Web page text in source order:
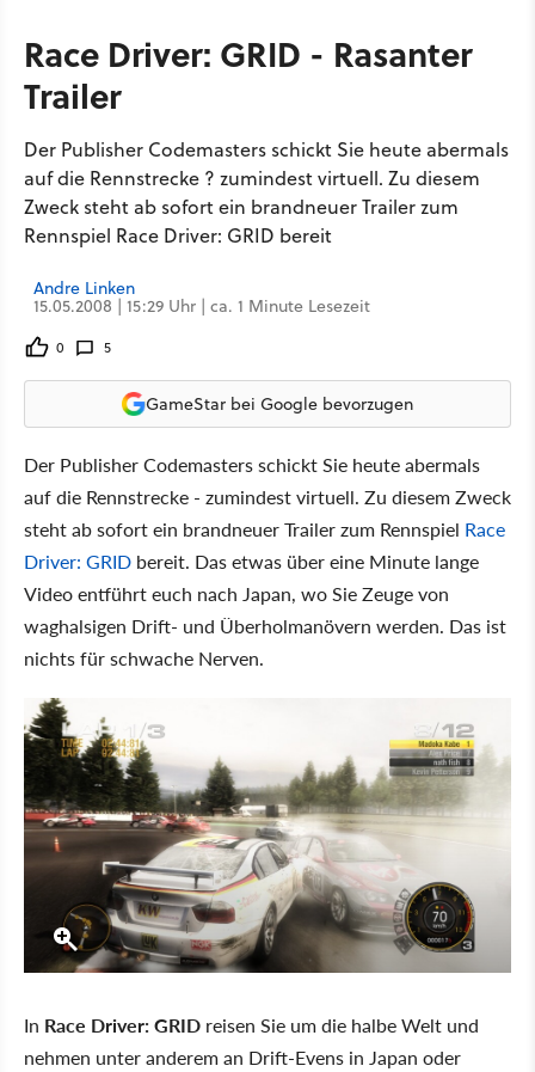
Race Driver: GRID - Rasanter
Trailer
Der Publisher Codemasters schickt Sie heute abermals
auf die Rennstrecke ? zumindest virtuell. Zu diesem
Zweck steht ab sofort ein brandneuer Trailer zum
Rennspiel Race Driver: GRID bereit
Andre Linken
15.05.2008 | 15:29 Uhr | ca. 1 Minute Lesezeit
0 5
GameStar bei Google bevorzugen
Der Publisher Codemasters schickt Sie heute abermals
auf die Rennstrecke - zumindest virtuell. Zu diesem Zweck
steht ab sofort ein brandneuer Trailer zum Rennspiel Race
Driver: GRID bereit. Das etwas über eine Minute lange
Video entführt euch nach Japan, wo Sie Zeuge von
waghalsigen Drift- und Überholmanövern werden. Das ist
nichts für schwache Nerven.
In Race Driver: GRID reisen Sie um die halbe Welt und
nehmen unter anderem an Drift-Evens in Japan oder